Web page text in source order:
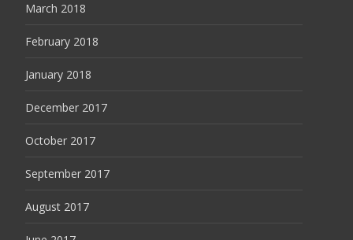
March 2018
February 2018
January 2018
December 2017
October 2017
September 2017
August 2017